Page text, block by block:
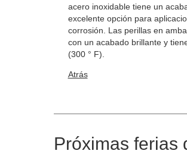
acero inoxidable tiene un
excelente opción para
corrosión. Las perillas en
con un acabado brillante y
(300 ° F).
Atrás
Próximas ferias